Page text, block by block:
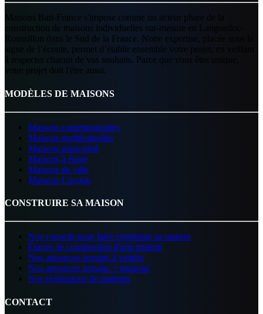
Maisons Bati-France s'impose comme un acteur phare de la
construction de maisons individuelles sur-mesure en Languedoc-
Roussillon dans le Sud de la France. Notre expertise, placée sous le
signe de l’écoute, permet d’établir ensemble votre projet, en veillant
à respecter chacun de vos souhaits. Parce que vous êtes unique,
votre projet doit l'être aussi.
MODÈLES DE MAISONS
Maisons contemporaines
Maisons traditionnelles
Maisons plain-pied
Maisons à étage
Maisons de ville
Maisons Cocoon
CONSTRUIRE SA MAISON
Nos conseils pour faire construire sa maison
Étapes de construction d'une maison
Nos annonces terrains à vendre
Nos annonces terrains + maisons
Nos réalisations de maisons
CONTACT